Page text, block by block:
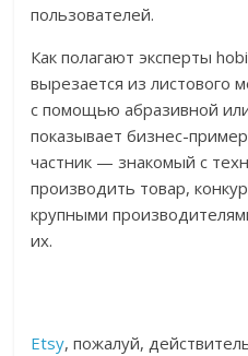
пользователей.
Как полагают эксперты
вырезается из листового
с помощью абразивной
показывает бизнес-
частник — знакомый с
производить товар,
крупными
их.
Etsy, пожалуй,